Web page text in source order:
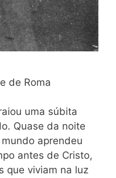
de Roma
uma súbita
Quase da noite
aprendeu
antes de Cristo,
que viviam na luz